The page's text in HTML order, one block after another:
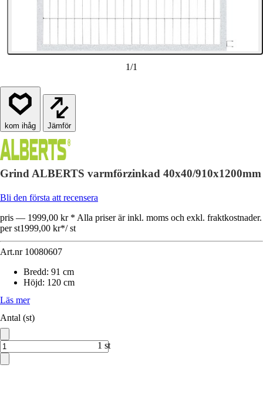
1/1
Jämför
Grind ALBERTS varmförzinkad 40x40/910x1200mm
Bli den första att recensera
pris — 1999,00 kr * Alla priser är inkl. moms och exkl. fraktkostnader.
per st1999,00 kr*/ st
Art.nr 10080607
Bredd: 91 cm
Höjd: 120 cm
Läs mer
Antal (st)
1 st